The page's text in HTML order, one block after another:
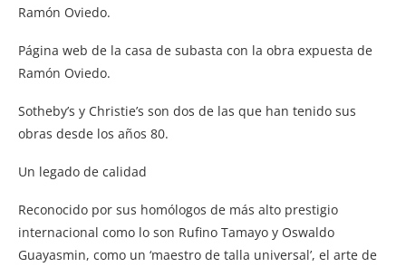
Ramón Oviedo.
Página web de la casa de subasta con la obra expuesta de
Ramón Oviedo.
Sotheby’s y Christie’s son dos de las que han tenido sus
obras desde los años 80.
Un legado de calidad
Reconocido por sus homólogos de más alto prestigio
internacional como lo son Rufino Tamayo y Oswaldo
Guayasmin, como un ‘maestro de talla universal’, el arte de